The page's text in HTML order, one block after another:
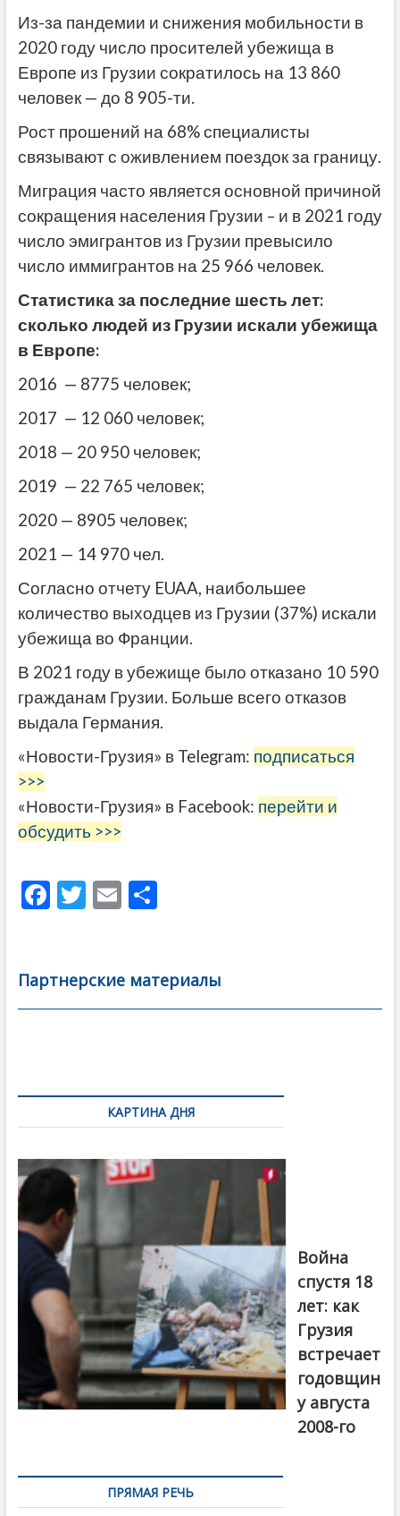
Из-за пандемии и снижения мобильности в
2020 году число просителей убежища в
Европе из Грузии сократилось на 13 860
человек — до 8 905-ти.
Рост прошений на 68% специалисты
связывают с оживлением поездок за границу.
Миграция часто является основной причиной
сокращения населения Грузии – и в 2021 году
число эмигрантов из Грузии превысило
число иммигрантов на 25 966 ​​человек.
Статистика за последние шесть лет:
сколько людей из Грузии искали убежища
в Европе:
2016 — 8775 человек;
2017 — 12 060 человек;
2018 — 20 950 человек;
2019 — 22 765 человек;
2020 — 8905 человек;
2021 — 14 970 чел.
Согласно отчету EUAA, наибольшее
количество выходцев из Грузии (37%) искали
убежища во Франции.
В 2021 году в убежище было отказано 10 590
гражданам Грузии. Больше всего отказов
выдала Германия.
«Новости-Грузия» в Telegram: подписаться
>>>
«Новости-Грузия» в Facebook: перейти и
обсудить >>>
F
b
o
T
er
E
l
О
а
в
Партнерские материалы
по
записямКАРТИНА ДНЯ
Первый канал
Война
спустя 18
лет: как
Грузия
встречает
годовщин
у августа
2008-го
ПРЯМАЯ РЕЧЬ